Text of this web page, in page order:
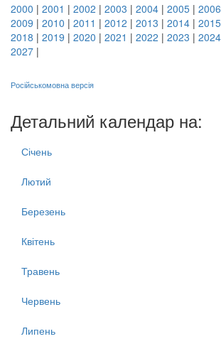
2000 | 2001 | 2002 | 2003 | 2004 | 2005 | 2006
2009 | 2010 | 2011 | 2012 | 2013 | 2014 | 2015
2018 | 2019 | 2020 | 2021 | 2022 | 2023 | 2024
2027 |
Російськомовна версія
Детальний календар на:
Січень
Лютий
Березень
Квітень
Травень
Червень
Липень